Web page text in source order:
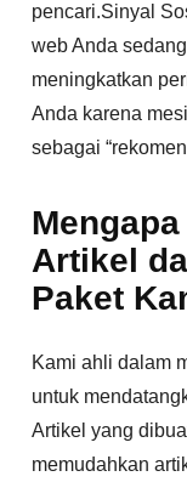
pencari.Sinyal
web Anda
meningkatkan
Anda karena
sebagai
Artikel
Paket
Kami ahli dalam
untuk
Artikel yang
memudahkan